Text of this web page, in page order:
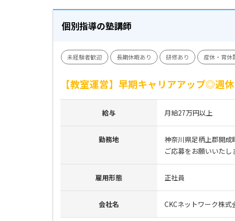
個別指導の塾講師
未経験者歓迎 長期休暇あり 研修あり 産休・育休
【教室運営】早期キャリアアップ◎週
給与 月給27万円以上
勤務地
神奈川県足柄上郡開
ご応募をお願いいたし
雇用形態 正社員
会社名 CKCネットワーク株式